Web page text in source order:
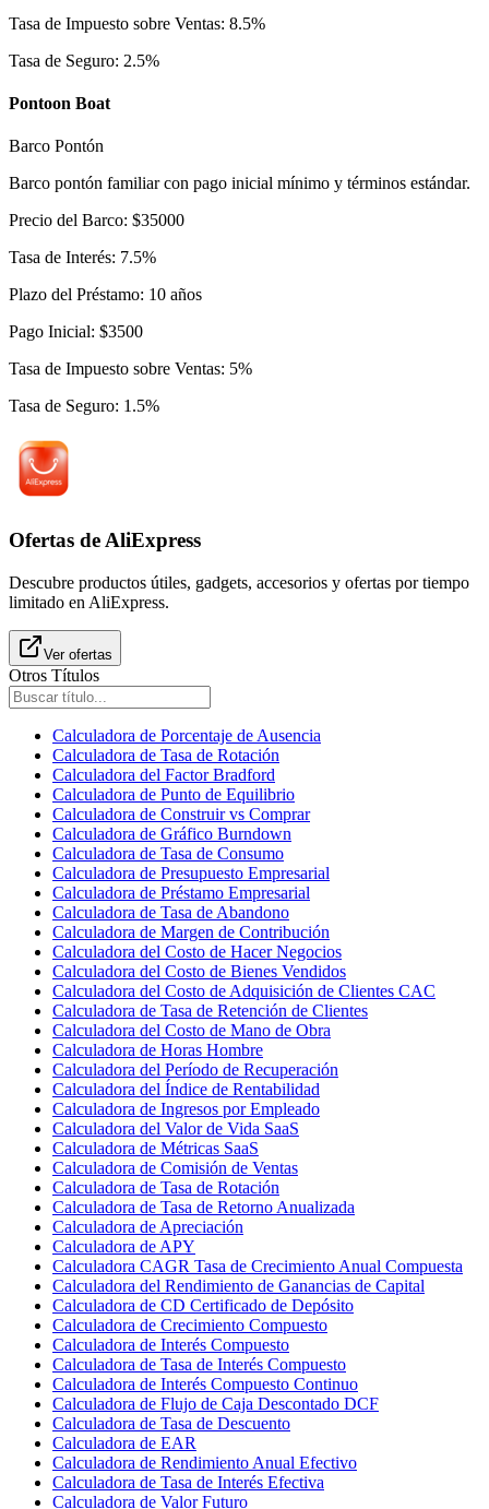
Tasa de Impuesto sobre Ventas: 8.5%
Tasa de Seguro: 2.5%
Pontoon Boat
Barco Pontón
Barco pontón familiar con pago inicial mínimo y términos estándar.
Precio del Barco: $35000
Tasa de Interés: 7.5%
Plazo del Préstamo: 10 años
Pago Inicial: $3500
Tasa de Impuesto sobre Ventas: 5%
Tasa de Seguro: 1.5%
Ofertas de AliExpress
Descubre productos útiles, gadgets, accesorios y ofertas por tiempo
limitado en AliExpress.
Ver ofertas
Otros Títulos
Calculadora de Porcentaje de Ausencia
Calculadora de Tasa de Rotación
Calculadora del Factor Bradford
Calculadora de Punto de Equilibrio
Calculadora de Construir vs Comprar
Calculadora de Gráfico Burndown
Calculadora de Tasa de Consumo
Calculadora de Presupuesto Empresarial
Calculadora de Préstamo Empresarial
Calculadora de Tasa de Abandono
Calculadora de Margen de Contribución
Calculadora del Costo de Hacer Negocios
Calculadora del Costo de Bienes Vendidos
Calculadora del Costo de Adquisición de Clientes CAC
Calculadora de Tasa de Retención de Clientes
Calculadora del Costo de Mano de Obra
Calculadora de Horas Hombre
Calculadora del Período de Recuperación
Calculadora del Índice de Rentabilidad
Calculadora de Ingresos por Empleado
Calculadora del Valor de Vida SaaS
Calculadora de Métricas SaaS
Calculadora de Comisión de Ventas
Calculadora de Tasa de Rotación
Calculadora de Tasa de Retorno Anualizada
Calculadora de Apreciación
Calculadora de APY
Calculadora CAGR Tasa de Crecimiento Anual Compuesta
Calculadora del Rendimiento de Ganancias de Capital
Calculadora de CD Certificado de Depósito
Calculadora de Crecimiento Compuesto
Calculadora de Interés Compuesto
Calculadora de Tasa de Interés Compuesto
Calculadora de Interés Compuesto Continuo
Calculadora de Flujo de Caja Descontado DCF
Calculadora de Tasa de Descuento
Calculadora de EAR
Calculadora de Rendimiento Anual Efectivo
Calculadora de Tasa de Interés Efectiva
Calculadora de Valor Futuro